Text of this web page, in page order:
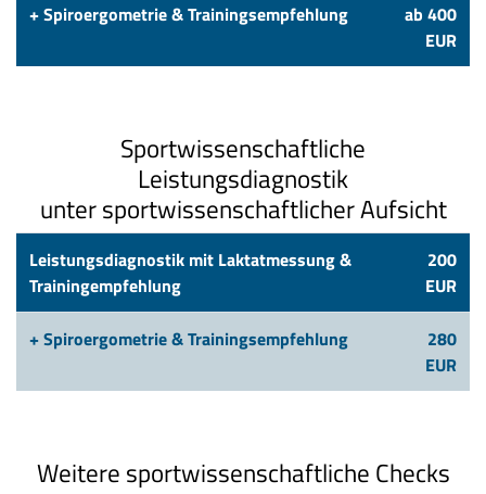
+ Spiroergometrie & Trainingsempfehlung
ab 400
EUR
Sportwissenschaftliche
Leistungsdiagnostik
unter sportwissenschaftlicher Aufsicht
Leistungsdiagnostik mit Laktatmessung &
Trainingempfehlung
200
EUR
+ Spiroergometrie & Trainingsempfehlung
280
EUR
Weitere sportwissenschaftliche Checks